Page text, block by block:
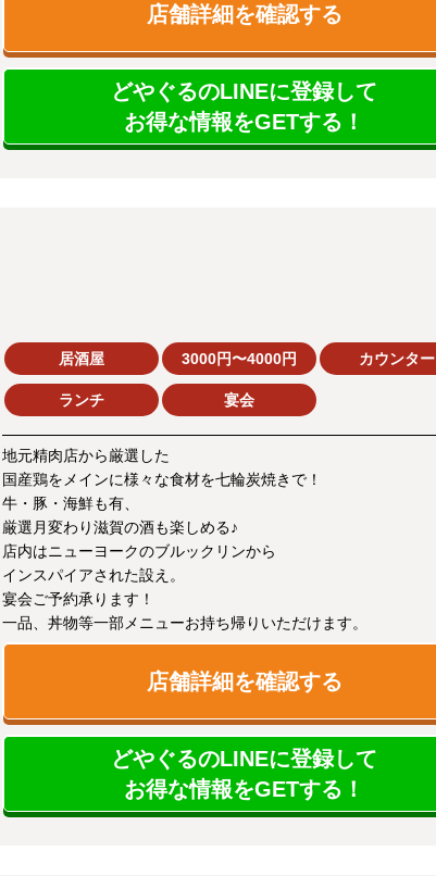
店舗詳細を確認する
どやぐるのLINEに登録して
お得な情報をGETする！
居酒屋 3000円〜4000円 カウンター
ランチ 宴会
地元精肉店から厳選した
国産鶏をメインに様々な食材を七輪炭焼きで！
牛・豚・海鮮も有、
厳選月変わり滋賀の酒も楽しめる♪
店内はニューヨークのブルックリンから
インスパイアされた設え。
宴会ご予約承ります！
一品、丼物等一部メニューお持ち帰りいただけます。
店舗詳細を確認する
どやぐるのLINEに登録して
お得な情報をGETする！